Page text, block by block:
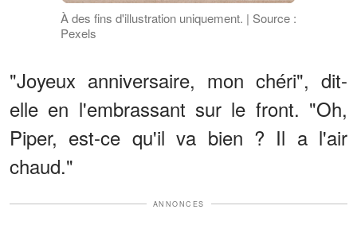
À des fins d'illustration uniquement. | Source :
Pexels
"Joyeux anniversaire, mon chéri", dit-
elle en l'embrassant sur le front. "Oh,
Piper, est-ce qu'il va bien ? Il a l'air
chaud."
ANNONCES